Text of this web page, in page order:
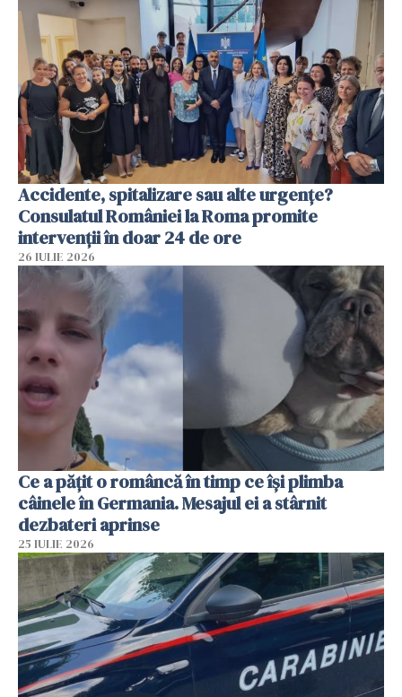
Accidente, spitalizare sau alte urgențe?
Consulatul României la Roma promite
intervenții în doar 24 de ore
26 IULIE 2026
Ce a pățit o româncă în timp ce își plimba
câinele în Germania. Mesajul ei a stârnit
dezbateri aprinse
25 IULIE 2026